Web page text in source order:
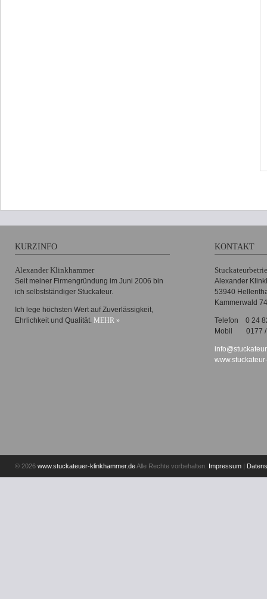
KURZINFO
Alexander Klinkhammer
Seit meiner Firmengründung im Juni 2006 bin
ich selbstständiger Stuckateur.
Ich lege höchsten Wert auf Zuverlässigkeit,
Ehrlichkeit und Qualität. MEHR »
KONTAKT
Alexander
53940
Kammerwald 74
Telefon
0 24
Mobil
0177
© 2026 www.stuckateuer-klinkhammer.deAlle Rechte vorbehalten. Impressum |